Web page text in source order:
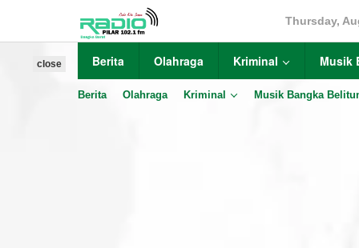
content
Thursday,
Berita Olahraga Kriminal Musik
Berita Olahraga Kriminal Musik Bangka
close